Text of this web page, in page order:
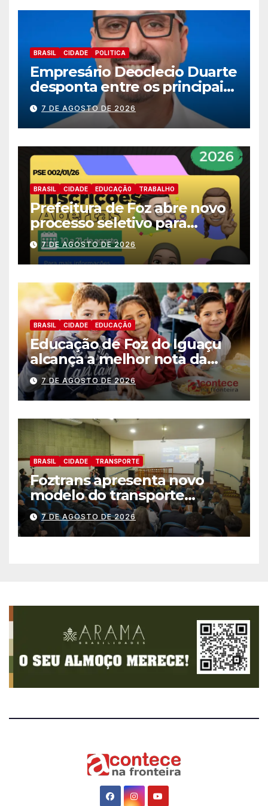
BRASIL CIDADE POLITICA
Empresário Deoclecio Duarte
desponta entre os principais
nomes do União Brasil para
deputado estadual
7 DE AGOSTO DE 2026
BRASIL CIDADE EDUCAÇÃ0 TRABALHO
Prefeitura de Foz abre novo
processo seletivo para
estagiários
7 DE AGOSTO DE 2026
BRASIL CIDADE EDUCAÇÃ0
Educação de Foz do Iguaçu
alcança a melhor nota da
história no IDEB
7 DE AGOSTO DE 2026
BRASIL CIDADE TRANSPORTE
Foztrans apresenta novo
modelo do transporte
coletivo em audiência
pública e avança para um
sistema mais moderno e
7 DE AGOSTO DE 2026